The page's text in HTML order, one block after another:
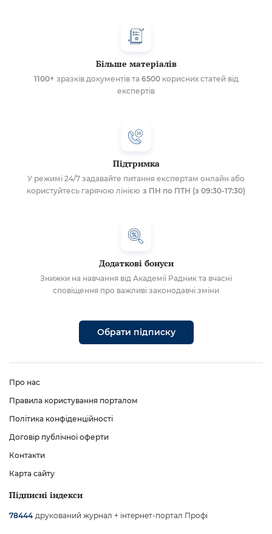
Більше матеріалів
1100+ зразків документів та 6500корисних статей від
експертів
Підтримка
У режимі 24/7 задавайте питання експертам онлайн або
користуйтесь гарячою лінією з ПН по ПТН (з 09:30-17:30)
Додаткові бонуси
Знижки на навчання від Академії Радник та вчасні
сповіщення про важливі законодавчі зміни
Обрати підписку
Про нас
Правила користування порталом
Політика конфіденційності
Договір публічної оферти
Контакти
Карта сайту
Підписні індекси
78444 друкований журнал + інтернет-портал Профі